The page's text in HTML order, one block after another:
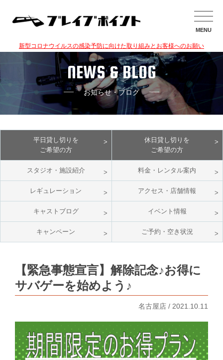
MENU
新型コロナウイルスの感染予防に向けた取り組みとお客様へのお願い
NEWS & BLOG
お知らせ・ブログ
平日貸し切りを
ご希望の方
休日貸し切りを
ご希望の方
スタジオ・施設紹介 料金・レンタル案内
レギュレーション アクセス・店舗情報
キャストブログ イベント情報
キャンペーン ご予約・空き状況
【緊急事態宣言】解除記念♪お得に
サバゲーを始めよう♪
名古屋店 / 2021.10.11